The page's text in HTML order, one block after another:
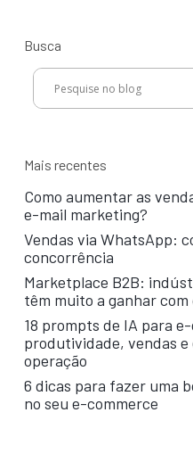
de
forma
estratégica!
Busca
Mais recentes
Como aumentar as
e-mail marketing?
Vendas via WhatsApp:
concorrência
Marketplace B2B:
têm muito a ganhar com
18 prompts de IA para
produtividade, vendas
operação
6 dicas para fazer uma
no seu e-commerce